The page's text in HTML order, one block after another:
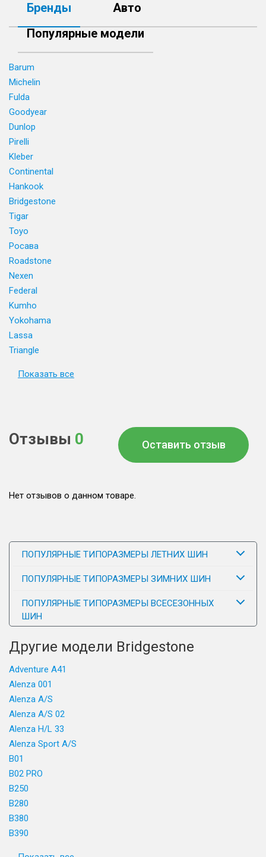
Бренды
Авто
Популярные модели
Barum
Michelin
Fulda
Goodyear
Dunlop
Pirelli
Kleber
Continental
Hankook
Bridgestone
Tigar
Toyo
Росава
Roadstone
Nexen
Federal
Kumho
Yokohama
Lassa
Triangle
Показать все
Отзывы 0 Оставить отзыв
Нет отзывов о данном товаре.
ПОПУЛЯРНЫЕ ТИПОРАЗМЕРЫ ЛЕТНИХ ШИН
ПОПУЛЯРНЫЕ ТИПОРАЗМЕРЫ ЗИМНИХ ШИН
ПОПУЛЯРНЫЕ ТИПОРАЗМЕРЫ ВСЕСЕЗОННЫХ
ШИН
Другие модели Bridgestone
Adventure A41
Alenza 001
Alenza A/S
Alenza A/S 02
Alenza H/L 33
Alenza Sport A/S
B01
B02 PRO
B250
B280
B380
B390